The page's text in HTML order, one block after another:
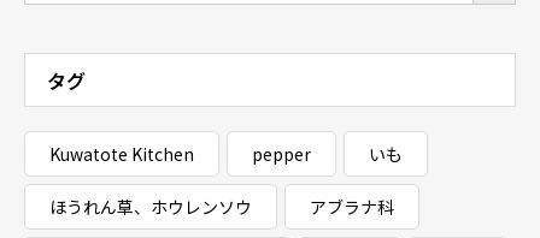
タグ
Kuwatote Kitchen pepper いも
ほうれん草、ホウレンソウ アブラナ科